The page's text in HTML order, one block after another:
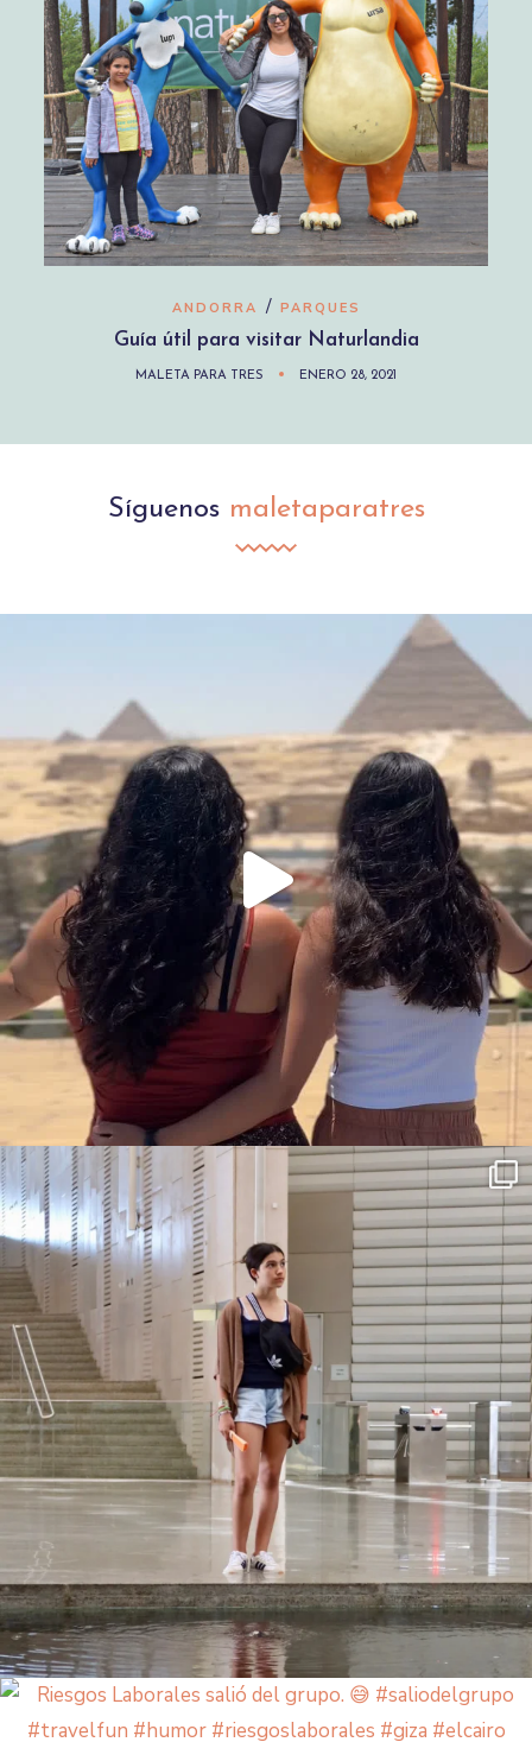
ANDORRA / PARQUES
Guía útil para visitar Naturlandia
MALETA PARA TRES ENERO 28, 2021
Síguenos maletaparatres